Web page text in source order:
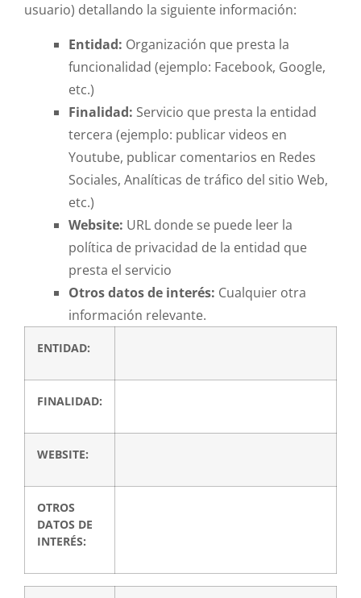
usuario) detallando la siguiente información:
Entidad: Organización que presta la
funcionalidad (ejemplo: Facebook, Google,
etc.)
Finalidad: Servicio que presta la entidad
tercera (ejemplo: publicar videos en
Youtube, publicar comentarios en Redes
Sociales, Analíticas de tráfico del sitio Web,
etc.)
Website: URL donde se puede leer la
política de privacidad de la entidad que
presta el servicio
Otros datos de interés: Cualquier otra
información relevante.
ENTIDAD:
FINALIDAD:
WEBSITE:
OTROS
DATOS DE
INTERÉS: